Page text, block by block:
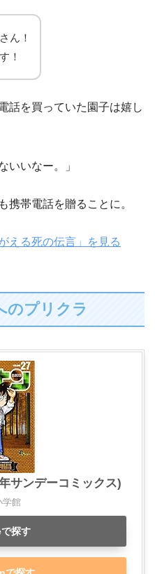
ん！
！
話を買っていた園子は嬉し
いいなー。」
携帯電話を贈ることに。
える死の伝言」を見る
のプリクラ
サンデーコミックス)
学館
探す